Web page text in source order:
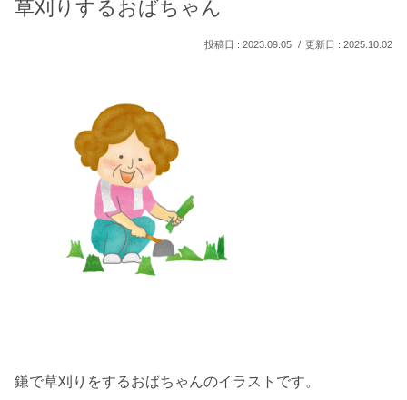
草刈りするおばちゃん
2023.09.05 2025.10.02
鎌で草刈りをするおばちゃんのイラストです。